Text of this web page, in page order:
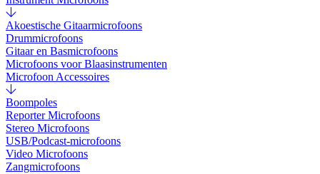
Akoestische Gitaarmicrofoons
Drummicrofoons
Gitaar en Basmicrofoons
Microfoons voor Blaasinstrumenten
Microfoon Accessoires
Boompoles
Reporter Microfoons
Stereo Microfoons
USB/Podcast-microfoons
Video Microfoons
Zangmicrofoons